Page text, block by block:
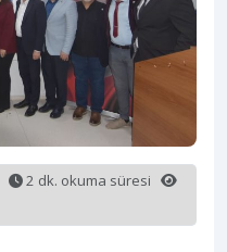
2 dk. okuma süresi